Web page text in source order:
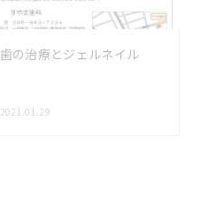
歯の治療とジェルネイル
2021.01.29